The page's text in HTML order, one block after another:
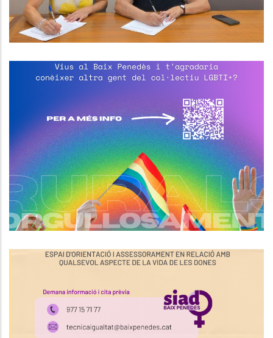
S. socials
El Consell Comarcal Del Baix
Penedès Impulsa La Creació D’un
Espai Estable I Segur De Trobada
Per A Persones LGBTI+
S. socials
Horaris D'atenció Del SIAD BAIX